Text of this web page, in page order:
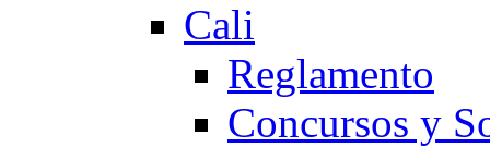
Cali
Reglamento
Concursos y